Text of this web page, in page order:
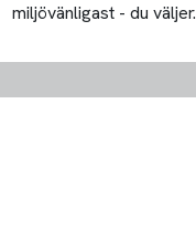
miljövänligast - du väljer.